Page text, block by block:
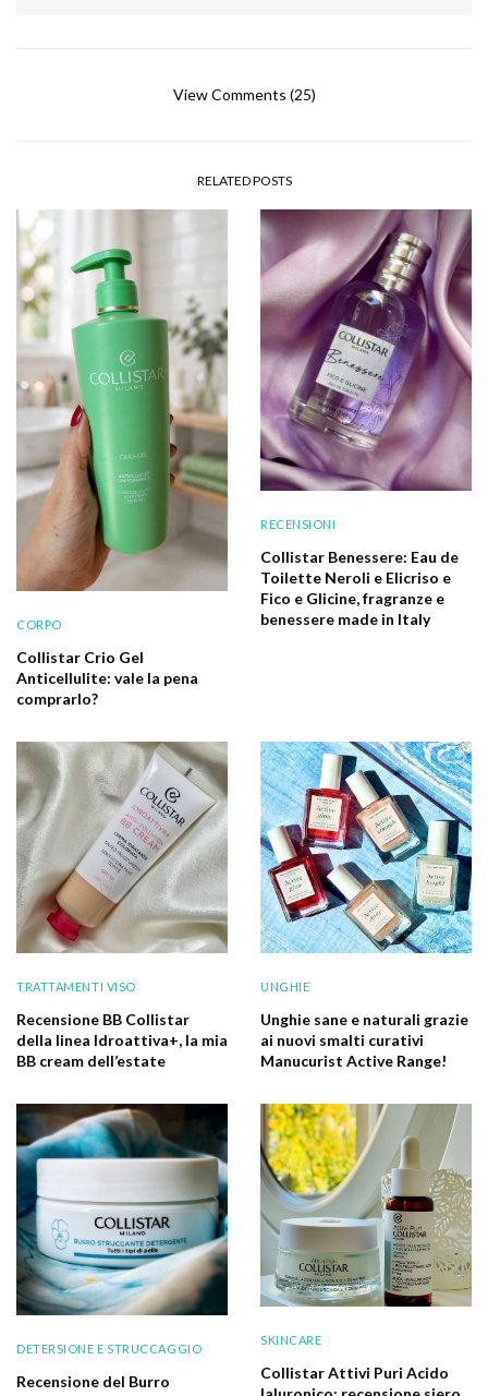
View Comments (25)
RELATED POSTS
CORPO
Collistar Crio Gel
Anticellulite: vale la pena
comprarlo?
RECENSIONI
Collistar Benessere: Eau de
Toilette Neroli e Elicriso e
Fico e Glicine, fragranze e
benessere made in Italy
TRATTAMENTI VISO
Recensione BB Collistar
della linea Idroattiva+, la mia
BB cream dell’estate
UNGHIE
Unghie sane e naturali grazie
ai nuovi smalti curativi
Manucurist Active Range!
DETERSIONE E STRUCCAGGIO
Recensione del Burro
SKINCARE
Collistar Attivi Puri Acido